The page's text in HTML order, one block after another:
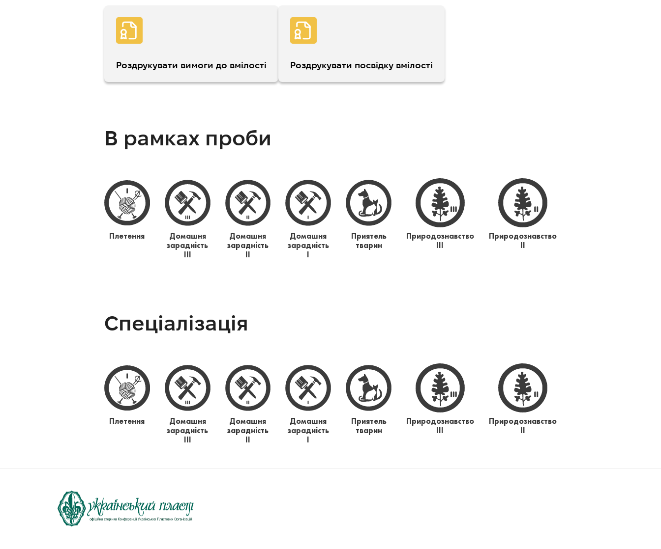
Роздрукувати вимоги до вмілості Роздрукувати посвідку вмілості
В рамках проби
Плетення
Домашня
зарадність
ІІІ
Домашня
зарадність
ІІ
Домашня
зарадність
І
Приятель
тварин
Природознавство
ІІІ
Природознавство
ІІ
Спеціалізація
Плетення
Домашня
зарадність
ІІІ
Домашня
зарадність
ІІ
Домашня
зарадність
І
Приятель
тварин
Природознавство
ІІІ
Природознавство
ІІ